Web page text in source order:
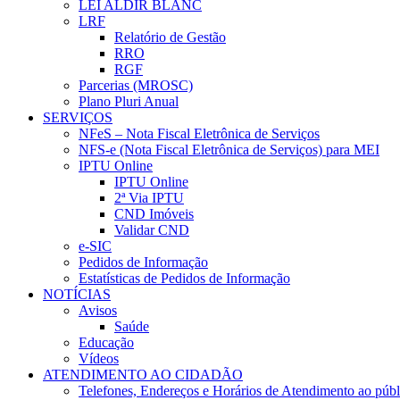
LEI ALDIR BLANC
LRF
Relatório de Gestão
RRO
RGF
Parcerias (MROSC)
Plano Pluri Anual
SERVIÇOS
NFeS – Nota Fiscal Eletrônica de Serviços
NFS-e (Nota Fiscal Eletrônica de Serviços) para MEI
IPTU Online
IPTU Online
2ª Via IPTU
CND Imóveis
Validar CND
e-SIC
Pedidos de Informação
Estatísticas de Pedidos de Informação
NOTÍCIAS
Avisos
Saúde
Educação
Vídeos
ATENDIMENTO AO CIDADÃO
Telefones, Endereços e Horários de Atendimento ao